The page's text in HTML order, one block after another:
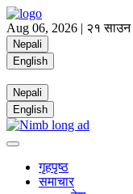
Aug 06, 2026 | २१ साउन
Nepali
English
Nepali
English
गृहपृष्ठ
समाचार